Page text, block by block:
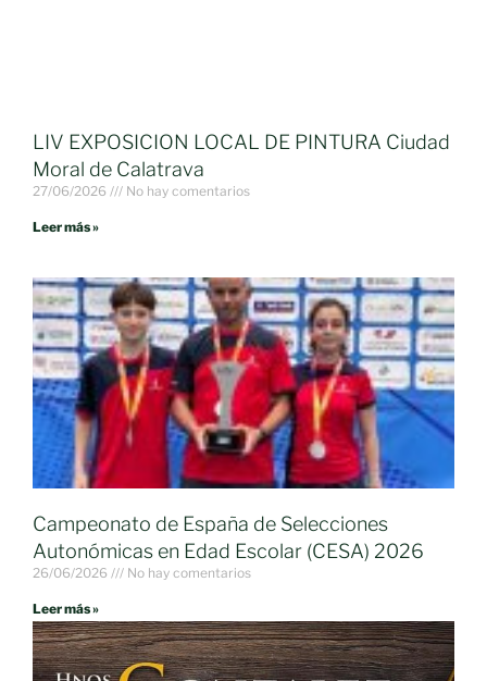
LIV EXPOSICION LOCAL DE PINTURA Ciudad
Moral de Calatrava
27/06/2026 No hay comentarios
Leer más »
Campeonato de España de Selecciones
Autonómicas en Edad Escolar (CESA) 2026
26/06/2026 No hay comentarios
Leer más »